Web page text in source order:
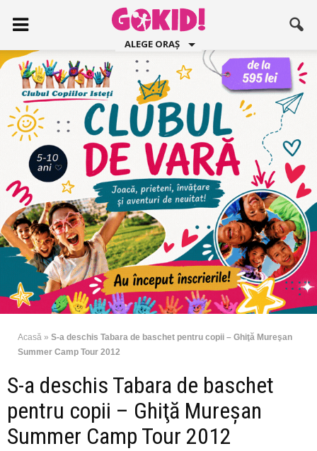
ALEGE ORAȘ
Acasă » S-a deschis Tabara de baschet pentru copii – Ghiţă Mureşan
Summer Camp Tour 2012
S-a deschis Tabara de baschet
pentru copii – Ghiţă Mureşan
Summer Camp Tour 2012